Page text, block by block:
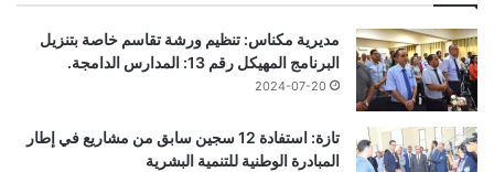
مديرية مكناس: تنظيم ورشة تقاسم خاصة بتنزيل
البرنامج المهيكل رقم 13: المدارس الدامجة.
2024-07-20
تازة: استفادة 12 سجين سابق من مشاريع في إطار
المبادرة الوطنية للتنمية البشرية